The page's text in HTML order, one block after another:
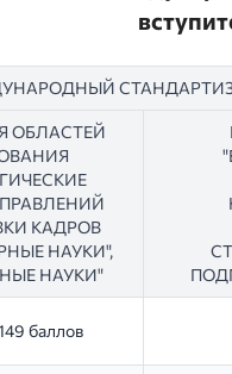
ОБЛАСТЕЙ
КАДРОВ
НАУКИ",
НАУКИ"
баллов